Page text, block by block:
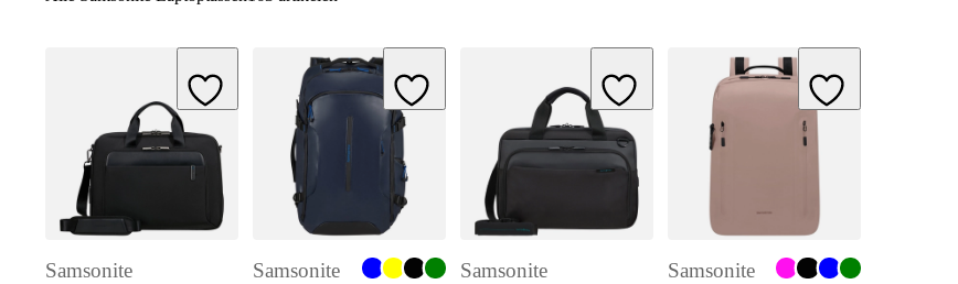
Add to Wishlist
Samsonite
Add to Wishlist
Samsonite
Add to Wishlist
Samsonite
Add to Wishlist
Samsonite